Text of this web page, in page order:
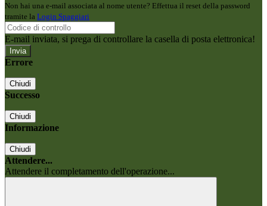
Non hai una e-mail associata al nome utente? Effettua il reset della password
tramite la Login Spaggiari
E-mail inviata, si prega di controllare la casella di posta elettronica!
Errore
Chiudi
Successo
Chiudi
Informazione
Chiudi
Attendere...
Attendere il completamento dell'operazione...